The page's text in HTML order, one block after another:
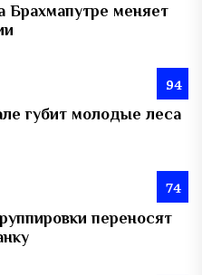
Брахмапутре меняет
94
губит молодые леса
74
переносят